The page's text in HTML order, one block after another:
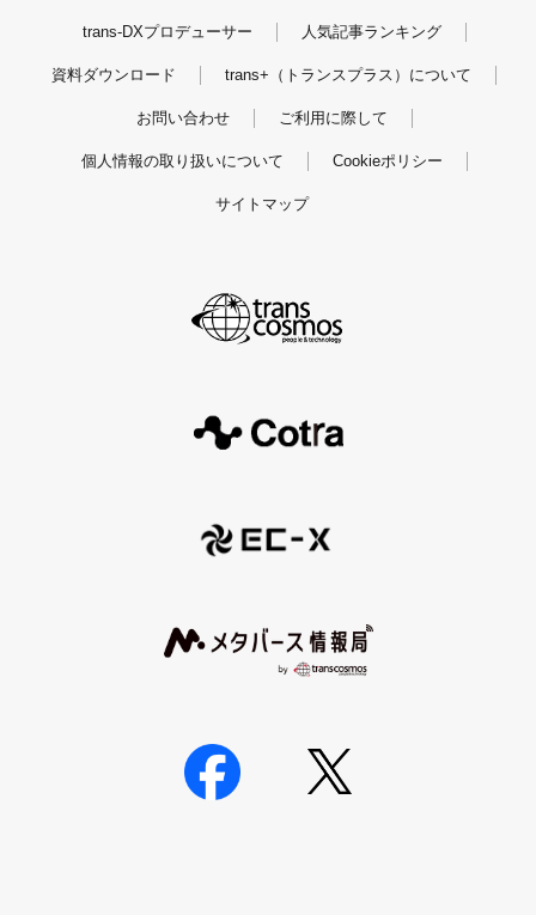
trans-DXプロデューサー 人気記事ランキング
資料ダウンロード trans+（トランスプラス）について
お問い合わせ ご利用に際して
個人情報の取り扱いについて Cookieポリシー
サイトマップ